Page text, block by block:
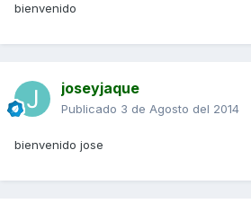
bienvenido
joseyjaque
Publicado 3 de Agosto del 2014
bienvenido jose